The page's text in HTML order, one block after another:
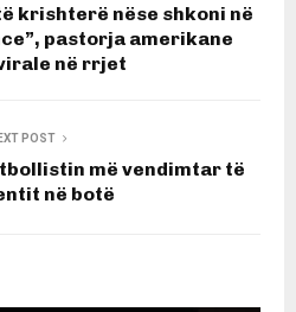
krishterë nëse shkoni në
pastorja amerikane
në rrjet
POST
më vendimtar të
në botë